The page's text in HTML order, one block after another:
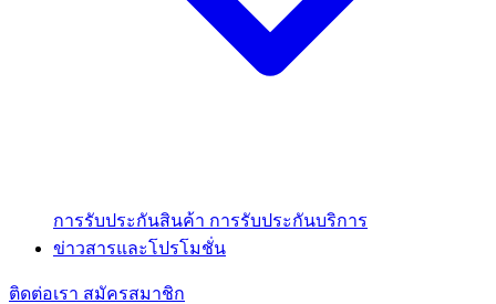
การรับประกันสินค้า การรับประกันบริการ
ข่าวสารและโปรโมชั่น
ติดต่อเรา สมัครสมาชิก